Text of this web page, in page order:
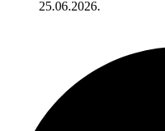
25.06.2026.